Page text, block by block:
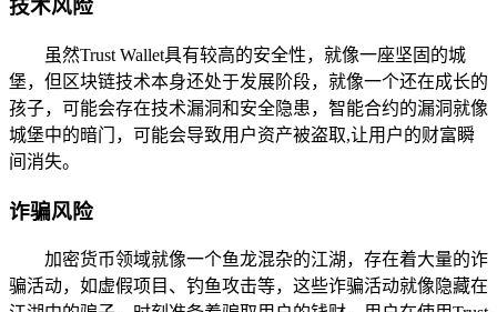
技术风险
虽然Trust Wallet具有较高的安全性，就像一座坚固的城
堡，但区块链技术本身还处于发展阶段，就像一个还在成长的
孩子，可能会存在技术漏洞和安全隐患，智能合约的漏洞就像
城堡中的暗门，可能会导致用户资产被盗取,让用户的财富瞬
间消失。
诈骗风险
加密货币领域就像一个鱼龙混杂的江湖，存在着大量的诈
骗活动，如虚假项目、钓鱼攻击等，这些诈骗活动就像隐藏在